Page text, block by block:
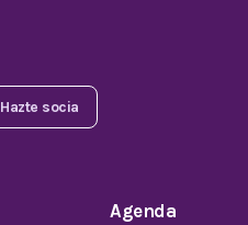
Hazte socia
Agenda